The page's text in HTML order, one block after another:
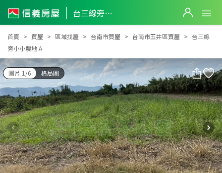
台三線旁小小農地 A
台三線旁小小農地 A
首頁 買屋 區域找屋 台南市買屋 台南市玉井區買屋
台三線
旁小小農地 A
圖片 1/6 格局圖